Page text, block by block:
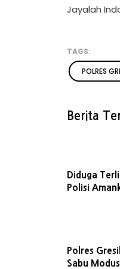
Jayalah
TAGS:
POLRES
Berita
Diduga
Polisi
Polres
Sabu